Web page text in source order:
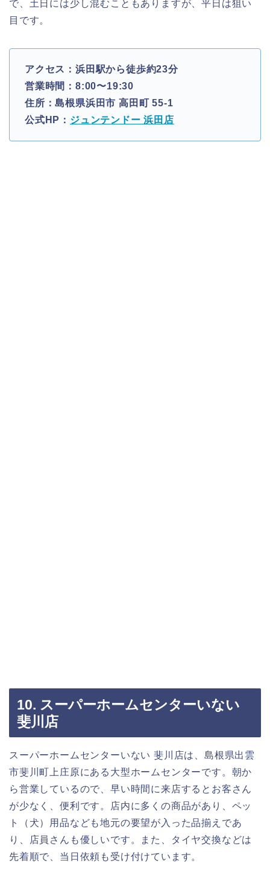
で、土日には少し混むこともありますが、平日は狙い
目です。
アクセス：浜田駅から徒歩約23分
営業時間：8:00〜19:30
住所：島根県浜田市 高田町 55-1
公式HP： ジュンテンドー 浜田店
10. スーパーホームセンターいない
斐川店
スーパーホームセンターいない 斐川店は、島根県出雲
市斐川町上庄原にある大型ホームセンターです。朝か
ら営業しているので、早い時間に来店するとお客さん
が少なく、便利です。店内に多くの商品があり、ペッ
ト（犬）用品なども地元の要望が入った品揃えであ
り、店員さんも優しいです。また、タイヤ交換などは
先着順で、当日依頼も受け付けています。